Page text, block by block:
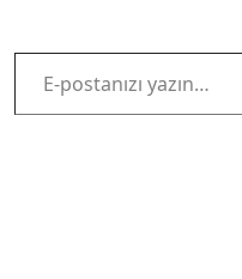
E-postanızı yazın…